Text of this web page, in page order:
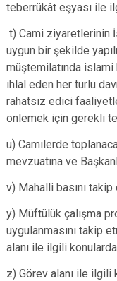
teberrükât eşyası ile
t) Cami ziyaretlerinin
uygun bir şekilde
müştemilatında islami
ihlal eden her türlü
rahatsız edici
önlemek için gerekli
u) Camilerde
mevzuatına ve
v) Mahalli basını
y) Müftülük çalışma
uygulanmasını takip
alanı ile ilgili
z) Görev alanı ile